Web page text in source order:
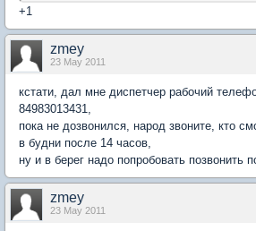
+1
zmey
23 May 2011
кстати, дал мне диспетчер рабочий
84983013431,
пока не дозвонился, народ звоните, кто
в будни после 14 часов,
ну и в берег надо попробовать позвонить
zmey
23 May 2011